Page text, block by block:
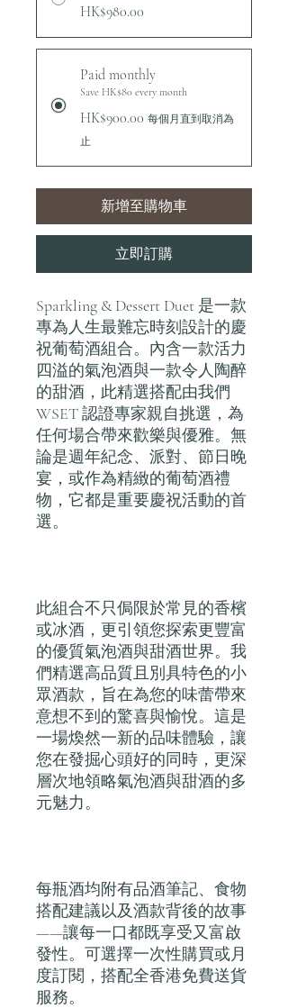
HK$980.00
Paid monthly
Save HK$80 every month
HK$900.00 每個月直到取消為
止
新增至購物車
立即訂購
Sparkling & Dessert Duet 是一款
專為人生最難忘時刻設計的慶
祝葡萄酒組合。內含一款活力
四溢的氣泡酒與一款令人陶醉
的甜酒，此精選搭配由我們
WSET 認證專家親自挑選，為
任何場合帶來歡樂與優雅。無
論是週年紀念、派對、節日晚
宴，或作為精緻的葡萄酒禮
物，它都是重要慶祝活動的首
選。
此組合不只侷限於常見的香檳
或冰酒，更引領您探索更豐富
的優質氣泡酒與甜酒世界。我
們精選高品質且別具特色的小
眾酒款，旨在為您的味蕾帶來
意想不到的驚喜與愉悅。這是
一場煥然一新的品味體驗，讓
您在發掘心頭好的同時，更深
層次地領略氣泡酒與甜酒的多
元魅力。
每瓶酒均附有品酒筆記、食物
搭配建議以及酒款背後的故事
——讓每一口都既享受又富啟
發性。可選擇一次性購買或月
度訂閱，搭配全香港免費送貨
服務。